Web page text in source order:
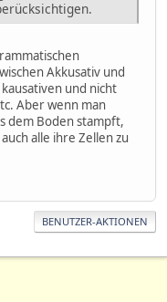
Akkusativ und
und nicht
Aber wenn man
dem Boden stampft,
alle ihre Zellen zu
BENUTZER-AKTIONEN